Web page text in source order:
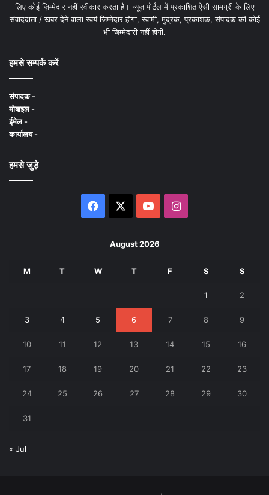
लिए कोई ज़िम्मेदार नहीं स्वीकार करता है। न्यूज़ पोर्टल में प्रकाशित ऐसी सामग्री के लिए
संवाददाता / खबर देने वाला स्वयं जिम्मेदार होगा, स्वामी, मुद्रक, प्रकाशक, संपादक की कोई
भी जिम्मेदारी नहीं होगी.
हमसे सम्पर्क करें
संपादक -
मोबाइल -
ईमेल -
कार्यालय -
हमसे जुड़े
Facebook YouTubeInstagram
August 2026
M T W T F S S
1 2
3 4 5 6 7 8 9
10 11 12 13 14 15 16
17 18 19 20 21 22 23
24 25 26 27 28 29 30
31
« Jul